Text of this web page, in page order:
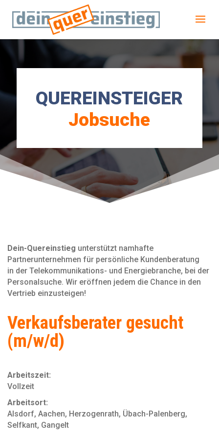
QUEREINSTEIGER
Jobsuche
Dein-Quereinstieg unterstützt namhafte
Partnerunternehmen für persönliche Kundenberatung
in der Telekommunikations- und Energiebranche, bei der
Personal­suche. Wir eröffnen jedem die Chance in den
Vertrieb einzusteigen!
Verkaufsberater gesucht
(m/w/d)
Arbeitszeit:
Vollzeit
Arbeitsort:
Alsdorf, Aachen, Herzogenrath, Übach-Palenberg,
Selfkant, Gangelt